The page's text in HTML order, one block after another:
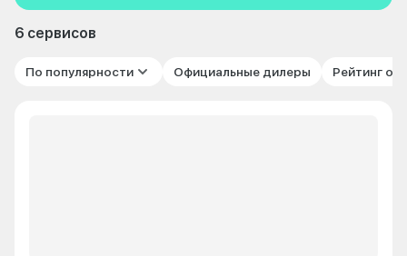
6 сервисов
По популярности Официальные дилеры Рейтинг